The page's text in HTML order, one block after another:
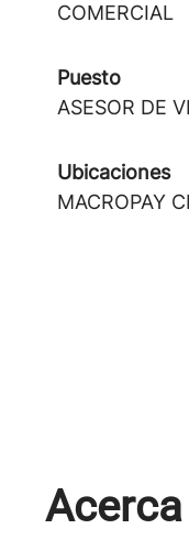
COMERCIAL
Puesto
ASESOR DE
Ubicaciones
MACROPAY